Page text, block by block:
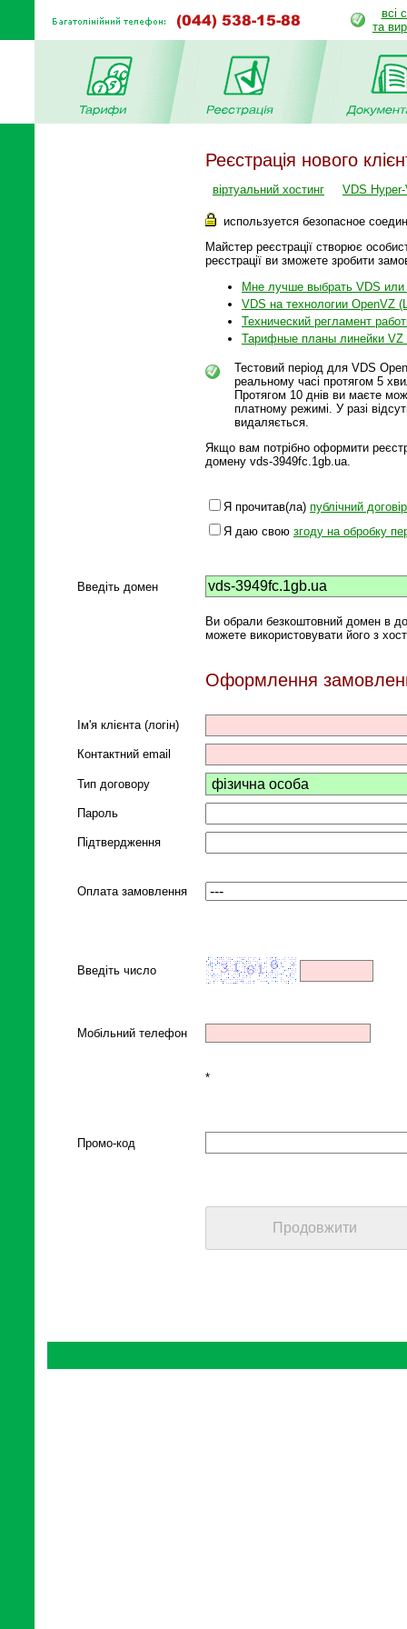
всі
та
Реєстрація нового
віртуальний хостинг VDS
используется безопасное
Майстер реєстрації створює
реєстрації ви зможете зробити
Мне лучше выбрать VDS или
VDS на технологии OpenVZ
Технический регламент
Тарифные планы линейки VZ
Тестовий період для VDS
реальному часі протягом 5
Протягом 10 днів ви маєте
платному режимі. У разі
видаляється.
Якщо вам потрібно оформити
домену vds-3949fc.1gb.ua.
Я прочитав(ла) публічний договір
Я даю свою згоду на обробку
Введіть домен
Ви обрали безкоштовний домен в
можете використовувати його з
Оформлення
Ім'я клієнта (логін)
Контактний email
Тип договору
Пароль
Підтвердження
Оплата замовлення
Введіть число
Мобільний телефон
*
Промо-код